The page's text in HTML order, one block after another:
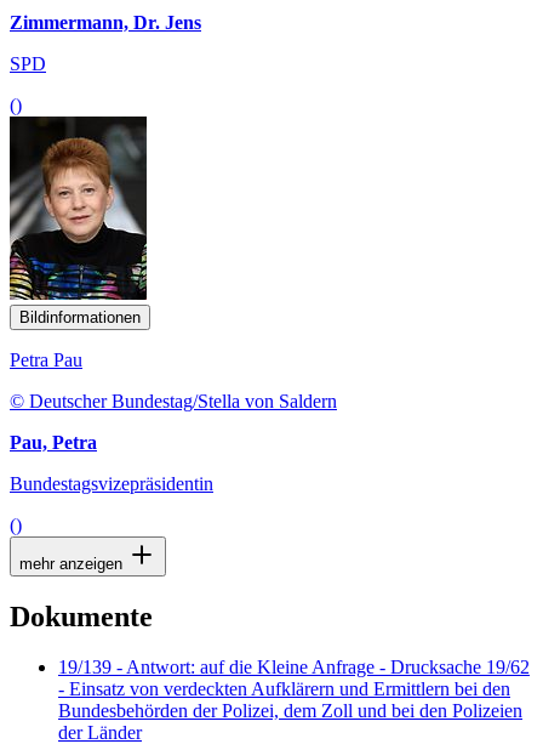
Zimmermann, Dr. Jens
SPD
()
Bildinformationen
Petra Pau
© Deutscher Bundestag/Stella von Saldern
Pau, Petra
Bundestagsvizepräsidentin
()
mehr anzeigen
Dokumente
19/139 - Antwort: auf die Kleine Anfrage - Drucksache 19/62
- Einsatz von verdeckten Aufklärern und Ermittlern bei den
Bundesbehörden der Polizei, dem Zoll und bei den Polizeien
der Länder